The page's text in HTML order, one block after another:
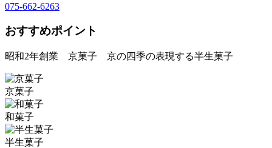
075-662-6263
おすすめポイント
昭和2年創業 京菓子 京の四季の表現する半生菓子
京菓子
和菓子
半生菓子